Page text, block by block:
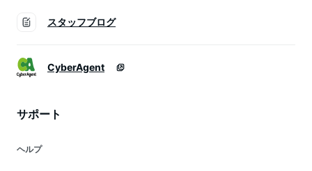
スタッフブログ
CyberAgent
サポート
ヘルプ